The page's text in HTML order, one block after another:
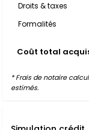
Droits & taxes
Formalités
Coût total
* Frais de notaire
estimés.